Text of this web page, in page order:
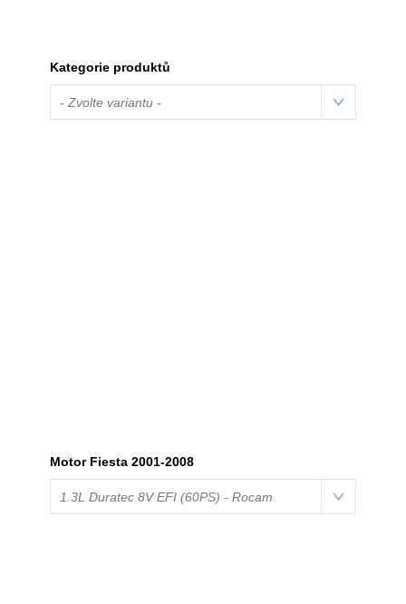
Kategorie produktů
- Zvolte variantu -
Motor Fiesta 2001-2008
1.3L Duratec 8V EFI (60PS) - Rocam